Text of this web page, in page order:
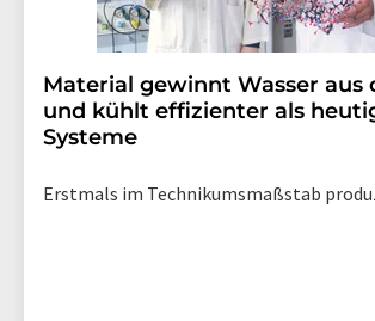
Material gewinnt Wasser aus
und kühlt effizienter als
Systeme
Erstmals im Technikumsmaßstab